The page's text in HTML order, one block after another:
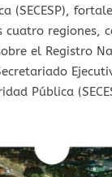
(SECESP),
cuatro regiones,
el Registro
Pública